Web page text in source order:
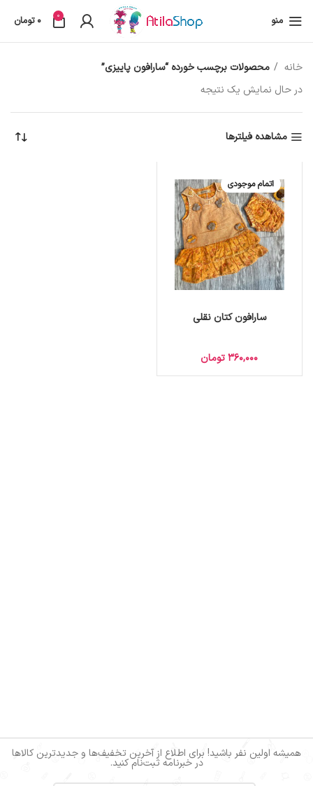
منو 0
0 تومان
خانه
محصولات برچسب خورده “سارافون پاییزی”
در حال نمایش یک نتیجه
مشاهده فیلترها
اتمام موجودی
سارافون کتان نقلی
360,000 تومان
همیشه اولین نفر باشید! برای اطلاع از آخرین تخفیف‌ها و جدیدترین کالاها
در خبرنامه ثبت‌نام کنید.